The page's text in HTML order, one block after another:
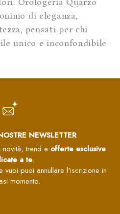
di eleganza,
pensati per chi
unico e inconfondibile
NEWSLETTER
novità, trend e offerte esclusive
a te.
vuoi puoi annullare l'iscrizione in
momento.